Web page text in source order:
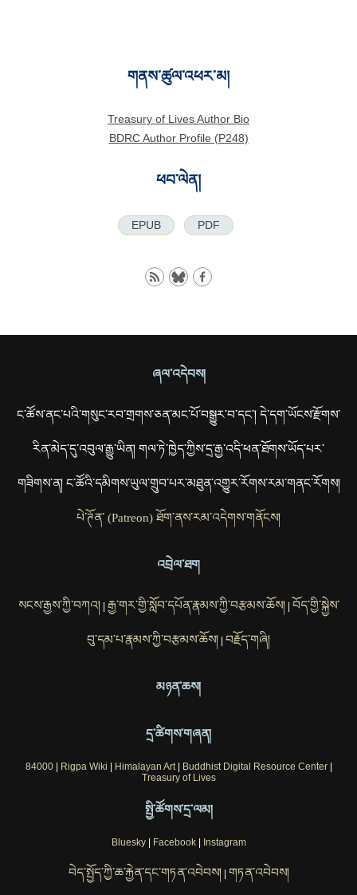
གནས་ཚུལ་འཕར་མ།
Treasury of Lives Author Bio
BDRC Author Profile (P248)
ཕབ་ལེན།
EPUB PDF
ཞལ་འདེབས།
ང་ཚོས་ནང་པའི་གསུང་རབ་གྲགས་ཅན་མང་པོ་བསྒྱུར་བ་དང་། དེ་དག་ཡོངས་རྫོགས་
རིན་མེད་དུ་འབུལ་རྒྱུ་ཡིན། གལ་ཏེ་ཁྱེད་ཀྱིས་དྲ་རྒྱ་འདི་ཕན་ཐོགས་ཡོད་པར་
གཟིགས་ན། ང་ཚོའི་དམིགས་ཡུལ་གྲུབ་པར་མཐུན་འགྱུར་རོགས་རམ་གནང་རོགས།
པེ་ཊོན་ (Patreon) ཐོག་ནས་རམ་འདེགས་གནོངས།
འབྲེལ་ཐག
སངས་རྒྱས་ཀྱི་བཀའ། རྒྱ་གར་གྱི་སློབ་དཔོན་རྣམས་ཀྱི་བརྩམས་ཆོས། བོད་གྱི་སྐྱེས་
བུ་དམ་པ་རྣམས་ཀྱི་བརྩམས་ཆོས། བརྗོད་གཞི།
མཉན་ཆས།
དྲ་ཚིགས་གཞན།
84000| Rigpa Wiki Himalayan Art| Buddhist Digital Resource Center|
Treasury of Lives
སྤྱི་ཚོགས་དྲ་ལམ།
Bluesky| Facebook| Instagram
བེད་སྤྱོད་ཀྱི་ཆ་རྐྱེན་དང་གཏན་འབེབས། གཏན་འབེབས།